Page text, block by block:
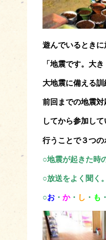
遊んでいるとき
「地震です。大
大地震に備える
前回までの地震
してから参加し
行うことで３つ
○地震が起きた時
○放送をよく聞く
○お ・ か・ し ・ も